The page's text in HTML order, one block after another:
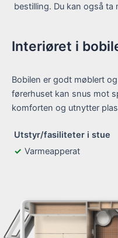
bestilling. Du kan også ta
Interiøret i
Bobilen er godt møblert
førerhuset kan snus mot
komforten og utnytter
Utstyr/fasiliteter i stue
Varmeapperat